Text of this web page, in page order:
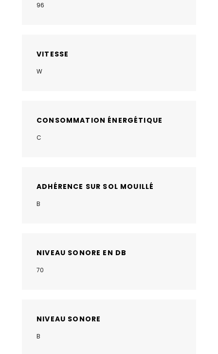
96
VITESSE
W
CONSOMMATION ÉNERGÉTIQUE
C
ADHÉRENCE SUR SOL MOUILLÉ
B
NIVEAU SONORE EN DB
70
NIVEAU SONORE
B